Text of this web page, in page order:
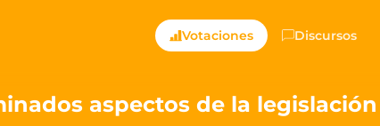
Directly Shaping
political party in Germany dedicated to
Votaciones Discursos
aspectos de la